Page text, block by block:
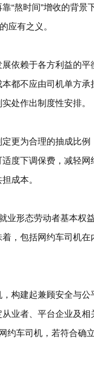
“熬时间”增收的背
应有之义。
依赖于各方利益的
都不应由司机单方
处作出制度性安排。
更为合理的抽成比
度下调保费，减轻
成本。
业形态劳动者基本权
，包括网约车司机
构建起兼顾安全与
业者、平台企业及
车司机，若符合确